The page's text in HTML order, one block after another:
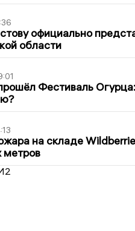
официально
области
Фестиваль
на складе
метров